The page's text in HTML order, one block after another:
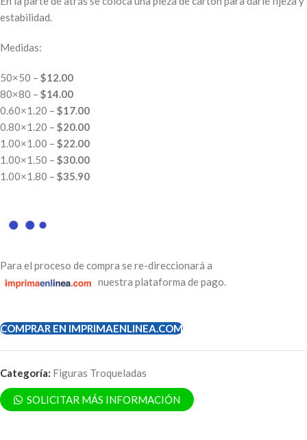
estabilidad.
Medidas:
50×50 – $12.00
80×80 – $14.00
0.60×1.20 – $17.00
0.80×1.20 – $20.00
1.00×1.00 – $22.00
1.00×1.50 – $30.00
1.00×1.80 – $35.90
Para el proceso de compra se re-direccionará a
nuestra plataforma de pago.
COMPRAR EN IMPRIMAENLINEA.COM
Categoría: Figuras Troqueladas
SOLICITAR MÁS INFORMACIÓN